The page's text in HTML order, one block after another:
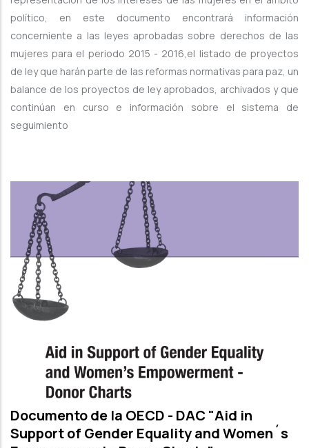
político, en este documento encontrará información
concerniente a las leyes aprobadas sobre derechos de las
mujeres para el periodo 2015 - 2016,el listado de proyectos
de ley que harán parte de las reformas normativas para paz, un
balance de los proyectos de ley aprobados, archivados y que
continúan en curso e información sobre el sistema de
seguimiento
Documento de la OECD - DAC "Aid in
Support of Gender Equality and Women´s